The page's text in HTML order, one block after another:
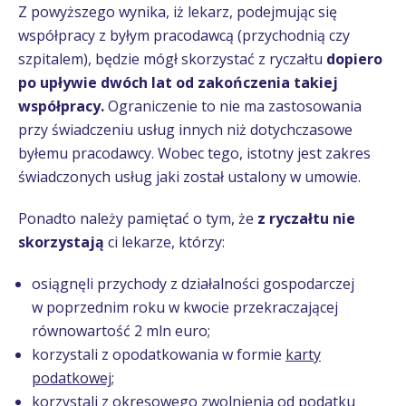
Z powyższego wynika, iż lekarz, podejmując się
współpracy z byłym pracodawcą (przychodnią czy
szpitalem), będzie mógł skorzystać z ryczałtu dopiero
po upływie dwóch lat od zakończenia takiej
współpracy.Ograniczenie to nie ma zastosowania
przy świadczeniu usług innych niż dotychczasowe
byłemu pracodawcy. Wobec tego, istotny jest zakres
świadczonych usług jaki został ustalony w umowie.
Ponadto należy pamiętać o tym, że z ryczałtu nie
skorzystają ci lekarze, którzy:
osiągnęli przychody z działalności gospodarczej
w poprzednim roku w kwocie przekraczającej
równowartość 2 mln euro;
korzystali z opodatkowania w formie karty
podatkowej;
korzystali z okresowego zwolnienia od podatku